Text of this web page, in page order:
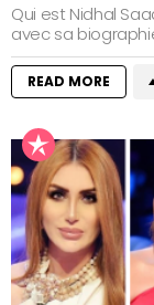
Qui est Nidhal
avec sa
READ MORE